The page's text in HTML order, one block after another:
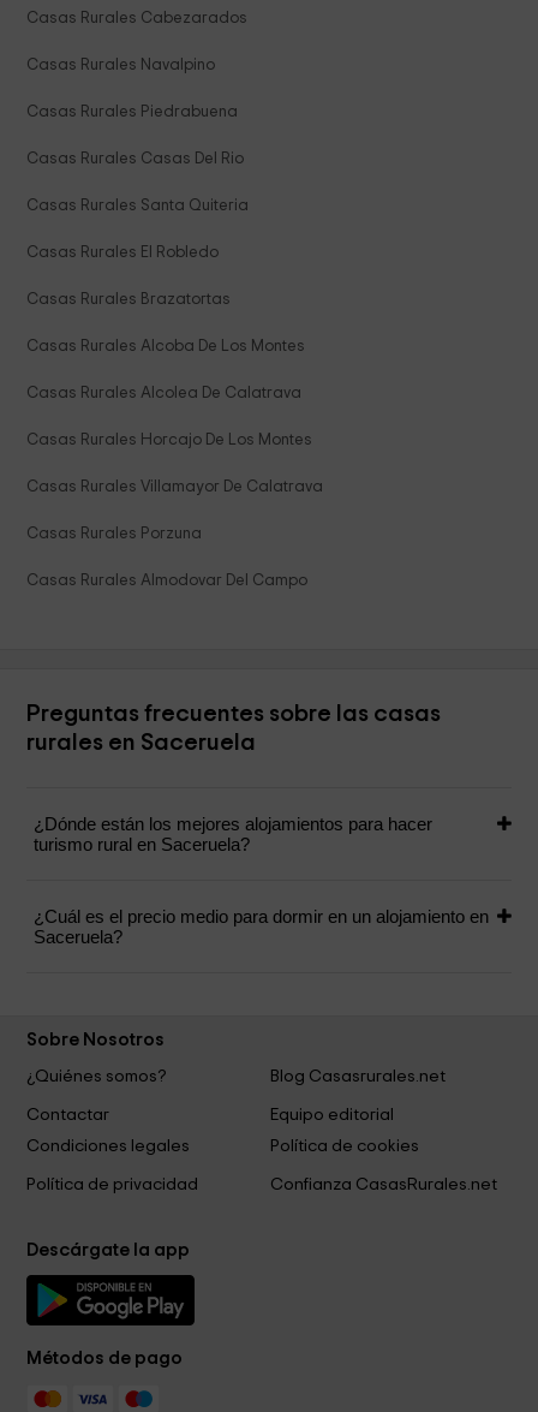
Casas Rurales Cabezarados
Casas Rurales Navalpino
Casas Rurales Piedrabuena
Casas Rurales Casas Del Rio
Casas Rurales Santa Quiteria
Casas Rurales El Robledo
Casas Rurales Brazatortas
Casas Rurales Alcoba De Los Montes
Casas Rurales Alcolea De Calatrava
Casas Rurales Horcajo De Los Montes
Casas Rurales Villamayor De Calatrava
Casas Rurales Porzuna
Casas Rurales Almodovar Del Campo
Preguntas frecuentes sobre las casas
rurales en Saceruela
¿Dónde están los mejores alojamientos para hacer
turismo rural en Saceruela?
¿Cuál es el precio medio para dormir en un alojamiento en
Saceruela?
Sobre Nosotros
¿Quiénes somos?
Blog Casasrurales.net
Contactar
Equipo editorial
Condiciones legales
Política de cookies
Política de privacidad Confianza CasasRurales.net
Descárgate la app
Métodos de pago